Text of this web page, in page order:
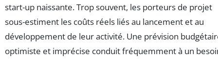
start-up naissante. Trop souvent, les porteurs de projet
sous-estiment les coûts réels liés au lancement et au
développement de leur activité. Une prévision
optimiste et imprécise conduit fréquemment à un